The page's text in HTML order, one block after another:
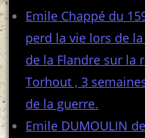
Emile Chappé du
perd la vie lors de
de la Flandre sur la
Torhout , 3
de la guerre.
Emile DUMOULIN